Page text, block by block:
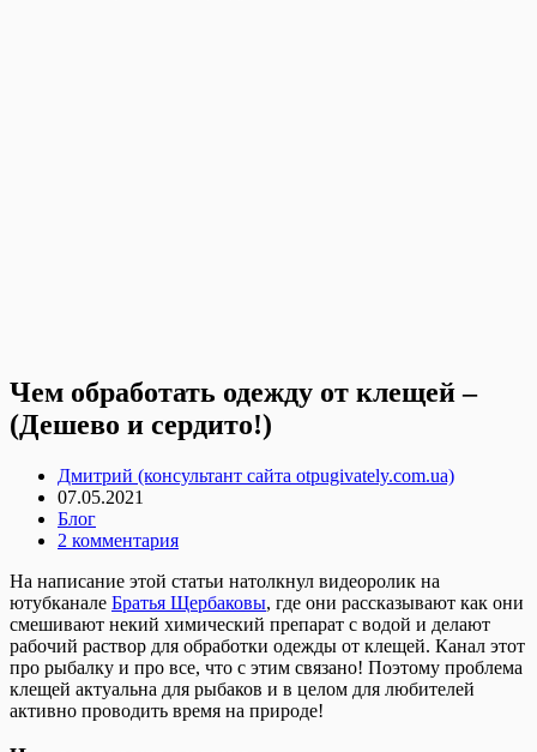
Чем обработать одежду от клещей –
(Дешево и сердито!)
Дмитрий (консультант сайта otpugivately.com.ua)
07.05.2021
Блог
2 комментария
На написание этой статьи натолкнул видеоролик на
ютубканале Братья Щербаковы, где они рассказывают как они
смешивают некий химический препарат с водой и делают
рабочий раствор для обработки одежды от клещей. Канал этот
про рыбалку и про все, что с этим связано! Поэтому проблема
клещей актуальна для рыбаков и в целом для любителей
активно проводить время на природе!